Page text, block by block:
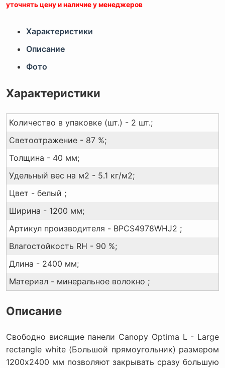
уточнять цену и наличие у менеджеров
Характеристики
Описание
Фото
Характеристики
Количество в упаковке (шт.) - 2 шт.;
Светоотражение - 87 %;
Толщина - 40 мм;
Удельный вес на м2 - 5.1 кг/м2;
Цвет - белый ;
Ширина - 1200 мм;
Артикул производителя - BPCS4978WHJ2 ;
Влагостойкость RH - 90 %;
Длина - 2400 мм;
Материал - минеральное волокно ;
Описание
Свободно висящие панели Canopy Optima L - Large
rectangle white (Большой прямоугольник) размером
1200х2400 мм позволяют закрывать сразу большую